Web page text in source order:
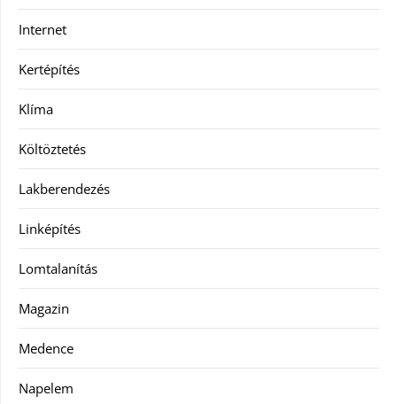
Internet
Kertépítés
Klíma
Költöztetés
Lakberendezés
Linképítés
Lomtalanítás
Magazin
Medence
Napelem